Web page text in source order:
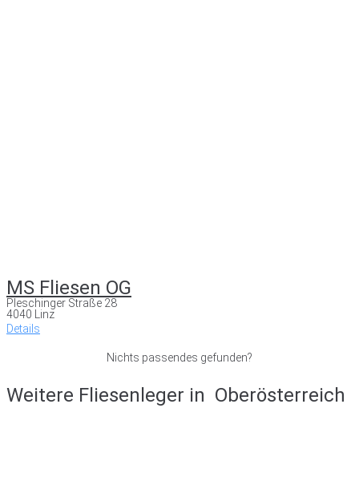
MS Fliesen OG
Pleschinger Straße 28
4040 Linz
Details
Nichts passendes gefunden?
Weitere Fliesenleger in Oberösterreich